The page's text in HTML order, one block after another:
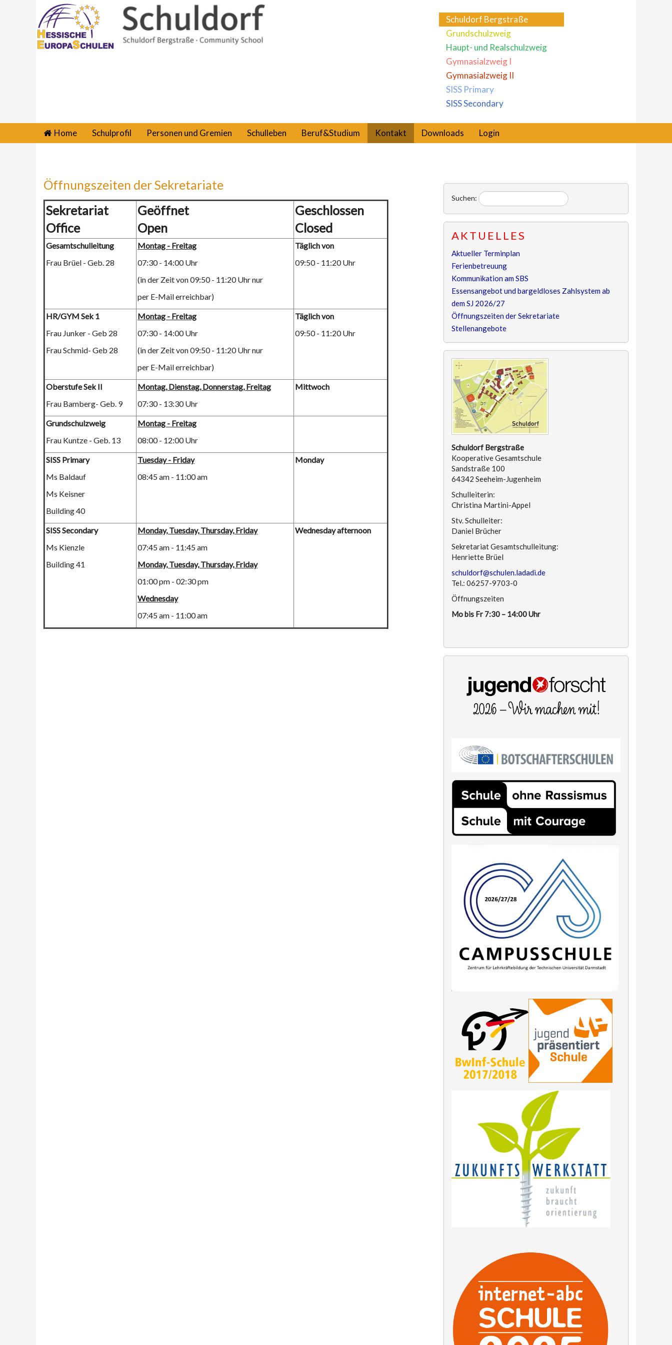
Schuldorf Bergstraße
Grundschulzweig
Haupt- und Realschulzweig
Gymnasialzweig I
Gymnasialzweig II
SISS Primary
SISS Secondary
Home Schulprofil Personen und Gremien Schulleben Beruf&Studium Kontakt Downloads Login
Öffnungszeiten der Sekretariate
Sekretariat
Office
Geöffnet
Open
Geschlossen
Closed
Gesamtschulleitung
Frau Brüel - Geb. 28
Montag - Freitag
07:30 - 14:00 Uhr
(in der Zeit von 09:50 - 11:20 Uhr nur
per E-Mail erreichbar)
Täglich von
09:50 - 11:20 Uhr
HR/GYM Sek 1
Frau Junker - Geb 28
Frau Schmid- Geb 28
Montag - Freitag
07:30 - 14:00 Uhr
(in der Zeit von 09:50 - 11:20 Uhr nur
per E-Mail erreichbar)
Täglich von
09:50 - 11:20 Uhr
Oberstufe Sek II
Frau Bamberg- Geb. 9
Montag, Dienstag, Donnerstag, Freitag
07:30 - 13:30 Uhr
Mittwoch
Grundschulzweig
Frau Kuntze - Geb. 13
Montag - Freitag
08:00 - 12:00 Uhr
SISS Primary
Ms Baldauf
Ms Keisner
Building 40
Tuesday - Friday
08:45 am - 11:00 am
Monday
SISS Secondary
Ms Kienzle
Building 41
Monday, Tuesday, Thursday, Friday
07:45 am - 11:45 am
Monday, Tuesday, Thursday, Friday
01:00 pm - 02:30 pm
Wednesday
07:45 am - 11:00 am
Wednesday afternoon
Suchen:
AKTUELLES
Aktueller Terminplan
Ferienbetreuung
Kommunikation am SBS
Essensangebot und bargeldloses Zahlsystem ab
dem SJ 2026/27
Öffnungszeiten der Sekretariate
Stellenangebote
Schuldorf Bergstraße
Kooperative Gesamtschule
Sandstraße 100
64342 Seeheim-Jugenheim
Schulleiterin:
Christina Martini-Appel
Stv. Schulleiter:
Daniel Brücher
Sekretariat Gesamtschulleitung:
Henriette Brüel
schuldorf@schulen.ladadi.de
Tel.: 06257-9703-0
Öffnungszeiten
Mo bis Fr 7:30 – 14:00 Uhr